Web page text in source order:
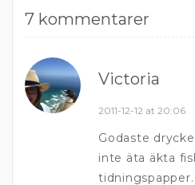
7 kommentarer
Victoria
2011-12-12 at 20:06
Godaste
inte äta äkta